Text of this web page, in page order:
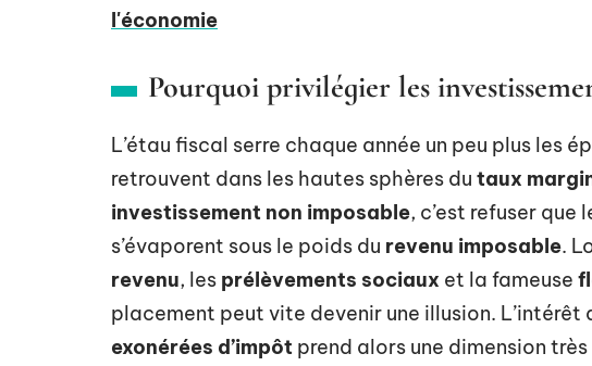
l'économie
Pourquoi privilégier les
L’étau fiscal serre chaque année un peu plus les
retrouvent dans les hautes sphères du taux
investissement non imposable, c’est refuser que
s’évaporent sous le poids du revenu imposable.
revenu, les prélèvements sociaux et la fameuse
placement peut vite devenir une illusion. L’intérêt
exonérées d’impôt prend alors une dimension